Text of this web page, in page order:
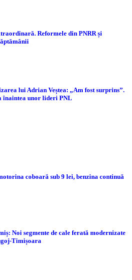
Reformele din PNRR și
lui Adrian Veștea: „Am fost surprins”.
înaintea unor lideri PNL
coboară sub 9 lei, benzina continuă
Noi segmente de cale ferată modernizate
Timișoara